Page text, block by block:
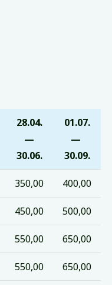
28.04.
—
30.06.
01.07.
—
30.09.
350,00 400,00
450,00 500,00
550,00 650,00
550,00 650,00